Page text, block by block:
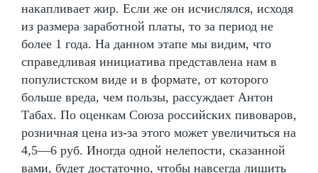
накапливает жир. Если же он исчислялся, исходя
из размера заработной платы, то за период не
более 1 года. На данном этапе мы видим, что
справедливая инициатива представлена нам в
популистском виде и в формате, от которого
больше вреда, чем пользы, рассуждает Антон
Табах. По оценкам Союза российских пивоваров,
розничная цена из-за этого может увеличиться на
4,5—6 руб. Иногда одной нелепости, сказанной
вами, будет достаточно, чтобы навсегда лишить